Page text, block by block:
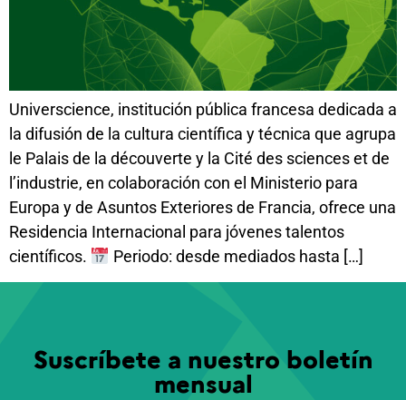
Universcience, institución pública francesa dedicada a
la difusión de la cultura científica y técnica que agrupa
le Palais de la découverte y la Cité des sciences et de
l’industrie, en colaboración con el Ministerio para
Europa y de Asuntos Exteriores de Francia, ofrece una
Residencia Internacional para jóvenes talentos
científicos.
Periodo: desde mediados hasta […]
Suscríbete a nuestro boletín
mensual